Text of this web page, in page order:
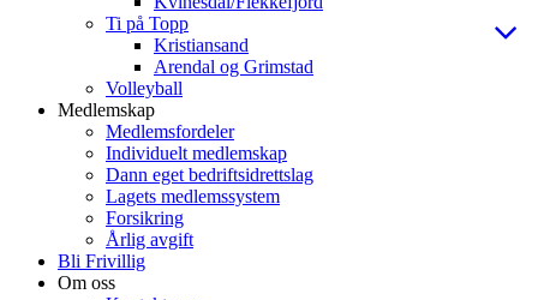
Ti på Topp
Kristiansand
Arendal og Grimstad
Volleyball
Medlemskap
Medlemsfordeler
Individuelt medlemskap
Dann eget bedriftsidrettslag
Lagets medlemssystem
Forsikring
Årlig avgift
Bli Frivillig
Om oss